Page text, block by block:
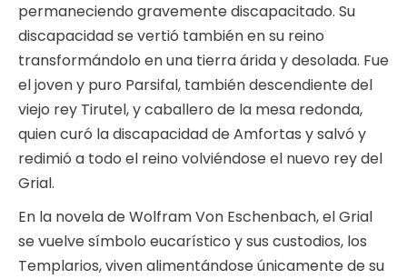
permaneciendo gravemente discapacitado. Su
discapacidad se vertió también en su reino
transformándolo en una tierra árida y desolada. Fue
el joven y puro Parsifal, también descendiente del
viejo rey Tirutel, y caballero de la mesa redonda,
quien curó la discapacidad de Amfortas y salvó y
redimió a todo el reino volviéndose el nuevo rey del
Grial.
En la novela de Wolfram Von Eschenbach, el Grial
se vuelve símbolo eucarístico y sus custodios, los
Templarios, viven alimentándose únicamente de su